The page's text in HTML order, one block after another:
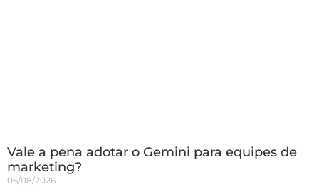
Vale a pena adotar o Gemini para equipes de
marketing?
06/08/2026